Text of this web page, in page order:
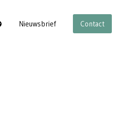
Nieuwsbrief Contact